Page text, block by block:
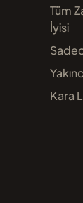
Tüm
İyisi
Kara